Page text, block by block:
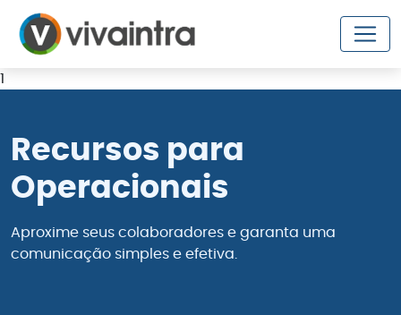
1
Recursos para
Operacionais
Aproxime seus colaboradores e garanta uma
comunicação simples e efetiva.